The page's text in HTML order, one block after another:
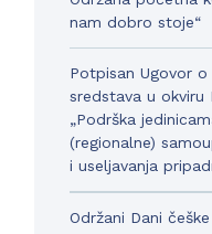
nam dobro stoje“
Potpisan Ugovor
sredstava u
„Podrška
(regionalne)
i useljavanja
Održani Dani